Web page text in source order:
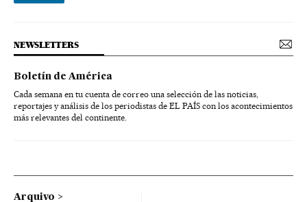
NEWSLETTERS
Boletín de América
Cada semana en tu cuenta de correo una selección de las noticias,
reportajes y análisis de los periodistas de EL PAÍS con los acontecimientos
más relevantes del continente.
Arquivo